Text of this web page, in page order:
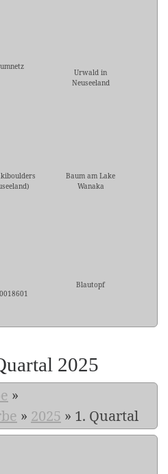
Urwald in
Neuseeland
Baum am Lake
Wanaka
Blautopf
2025
»
» 2025 » 1. Quartal